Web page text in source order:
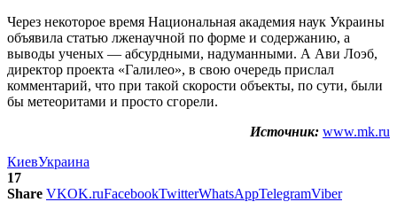
Через некоторое время Национальная академия наук Украины
объявила статью лженаучной по форме и содержанию, а
выводы ученых — абсурдными, надуманными. А Ави Лоэб,
директор проекта «Галилео», в свою очередь прислал
комментарий, что при такой скорости объекты, по сути, были
бы метеоритами и просто сгорели.
Источник: www.mk.ru
КиевУкраина
17
Share VKOK.ruFacebookTwitterWhatsAppTelegramViber